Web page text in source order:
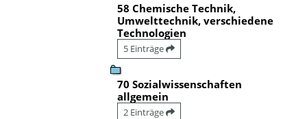
58 Chemische Technik,
Umwelttechnik, verschiedene
Technologien
5 Einträge
70 Sozialwissenschaften
allgemein
2 Einträge